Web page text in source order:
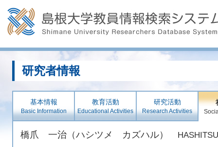
研究者情報
基本情報
Basic Information
教育活動
Educational Activities
研究活動
Research Activities
橋爪 一治（ハシツメ カズハル）